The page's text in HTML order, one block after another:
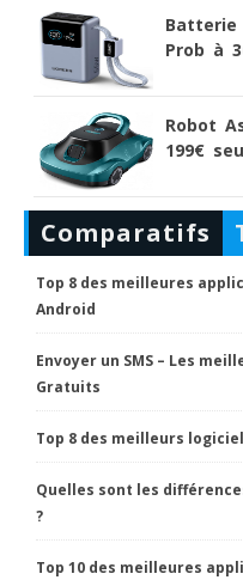
Vidéoprojecteurs
de la marque
Batterie
Prob à
Robot
199€
Comparatifs
Top 8 des meilleures
Android
Envoyer un SMS – Les
Gratuits
Top 8 des meilleurs
Quelles sont les
?
Top 10 des meilleures